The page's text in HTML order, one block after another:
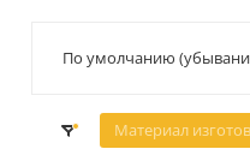
По умолчанию
Материал